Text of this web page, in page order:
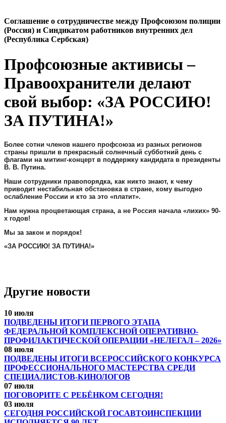
Cоглашение о сотрудничестве между Профсоюзом полиции
(Россия) и Синдикатом работников внутренних дел
(Республика Сербская)
Профсоюзные активисы –
Правоохранители делают
свой выбор: «ЗА РОССИЮ!
ЗА ПУТИНА!»
Более сотни членов нашего профсоюза из разных регионов
страны пришли в прекрасный солнечный субботний день с
флагами на митинг-концерт в поддержку кандидата в президенты
В. В. Путина.
Наши сотрудники правопорядка, как никто знают, к чему
приводит нестабильная обстановка в стране, кому выгодно
ослабление России и кто за это «платит».
Нам нужна процветающая страна, а не Россия начала «лихих» 90-
х годов!
Мы за закон и порядок!
«ЗА РОССИЮ! ЗА ПУТИНА!»
Другие новости
10 июля
ПОДВЕДЕНЫ ИТОГИ ПЕРВОГО ЭТАПА
ФЕДЕРАЛЬНОЙ КОМПЛЕКСНОЙ ОПЕРАТИВНО-
ПРОФИЛАКТИЧЕСКОЙ ОПЕРАЦИИ «НЕЛЕГАЛ – 2026»
08 июля
ПОДВЕДЕНЫ ИТОГИ ВСЕРОССИЙСКОГО КОНКУРСА
ПРОФЕССИОНАЛЬНОГО МАСТЕРСТВА СРЕДИ
СПЕЦИАЛИСТОВ-КИНОЛОГОВ
07 июля
ПОГОВОРИТЕ С РЕБЁНКОМ СЕГОДНЯ!
03 июля
СЕГОДНЯ РОССИЙСКОЙ ГОСАВТОИНСПЕКЦИИ